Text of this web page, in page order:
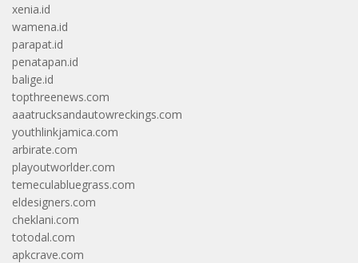
xenia.id
wamena.id
parapat.id
penatapan.id
balige.id
topthreenews.com
aaatrucksandautowreckings.com
youthlinkjamica.com
arbirate.com
playoutworlder.com
temeculabluegrass.com
eldesigners.com
cheklani.com
totodal.com
apkcrave.com